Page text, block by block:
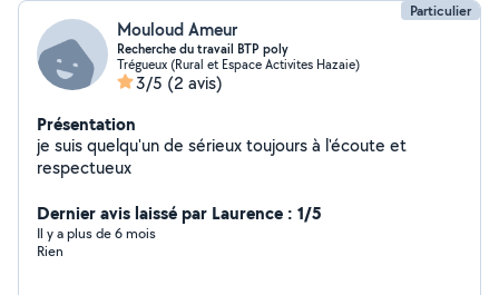
Particulier
Mouloud Ameur
Recherche du travail BTP poly
Trégueux (Rural et Espace Activites Hazaie)
3/5 (2 avis)
Présentation
je suis quelqu'un de sérieux toujours à l'écoute et
respectueux
Dernier avis laissé par Laurence : 1/5
Il y a plus de 6 mois
Rien